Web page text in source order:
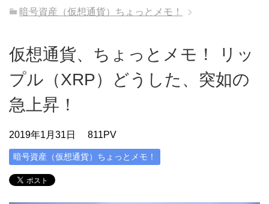
暗号資産（仮想通貨）ちょっとメモ！
仮想通貨、ちょっとメモ！ リッ
プル（XRP）どうした、突如の
急上昇！
2019年1月31日 811PV
暗号資産（仮想通貨）ちょっとメモ！